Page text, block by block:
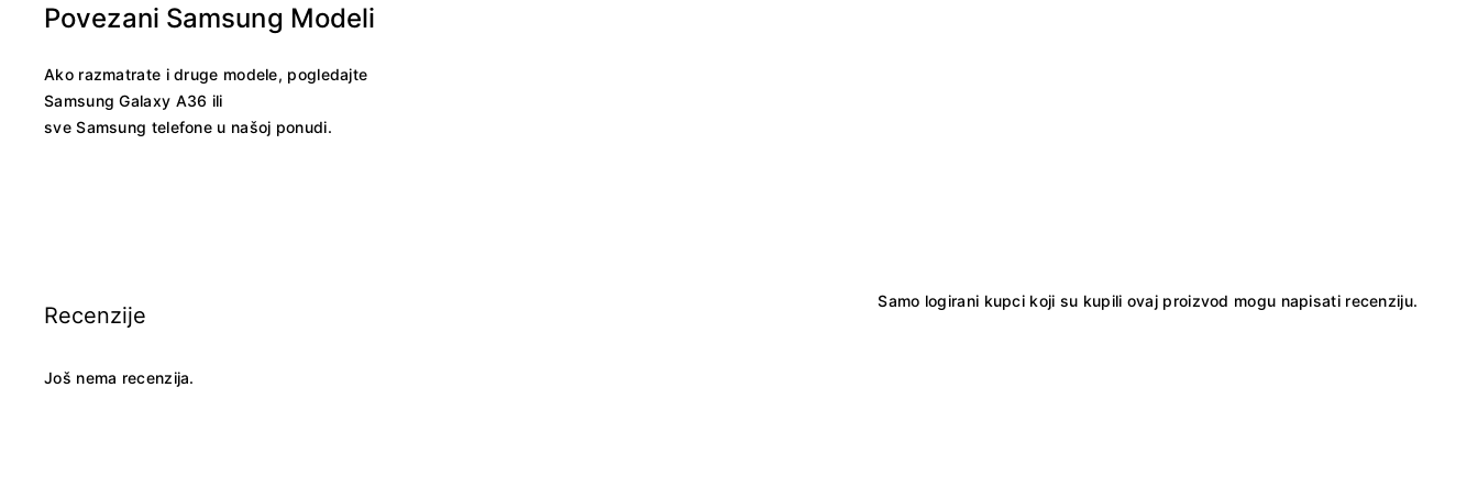
Povezani Samsung Modeli
Ako razmatrate i druge modele, pogledajte
Samsung Galaxy A36 ili
sve Samsung telefone u našoj ponudi.
Recenzije
Još nema recenzija.
Samo logirani kupci koji su kupili ovaj proizvod mogu napisati recenziju.